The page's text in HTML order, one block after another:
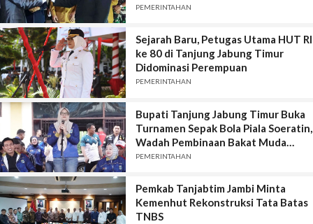
PEMERINTAHAN
Sejarah Baru, Petugas Utama HUT RI
ke 80 di Tanjung Jabung Timur
Didominasi Perempuan
PEMERINTAHAN
Bupati Tanjung Jabung Timur Buka
Turnamen Sepak Bola Piala Soeratin,
Wadah Pembinaan Bakat Muda
Pesepak Bola Jambi
PEMERINTAHAN
Pemkab Tanjabtim Jambi Minta
Kemenhut Rekonstruksi Tata Batas
TNBS